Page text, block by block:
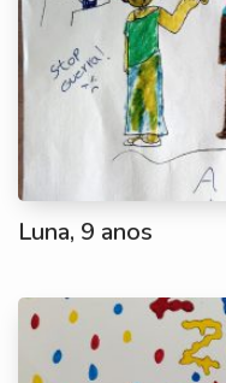
Luna, 9 anos